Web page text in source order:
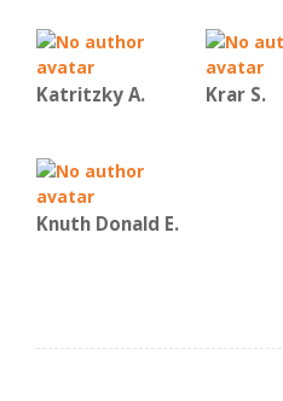
Katritzky A. Krar S.
Knuth Donald E.